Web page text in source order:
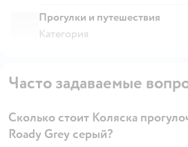
Прогулки и путешествия
Категория
Часто задаваемые
Сколько стоит Коляска
Roady Grey серый?